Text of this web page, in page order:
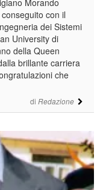
di Redazione
con il
dei Sistemi
University di
della Queen
brillante carriera
che